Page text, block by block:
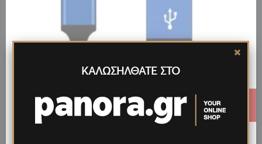
1,23 €
ΚΑΛΩΣΗΛΘΑΤΕ ΣΤΟ